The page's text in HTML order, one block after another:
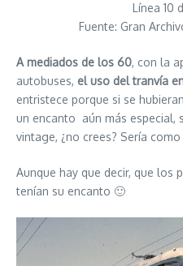
Línea 10
Fuente: Gran
A mediados de los 60, con la
autobuses, el uso del tranvía
entristece porque si se
un encanto aún más especial,
vintage, ¿no crees? Sería
Aunque hay que decir, que los
tenían su encanto 🙂